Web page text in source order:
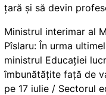
țară și să devin
Ministrul interimar al
Pîslaru: În urma
ministrul Educației
îmbunătățite față de
pe 17 iulie / Sectorul